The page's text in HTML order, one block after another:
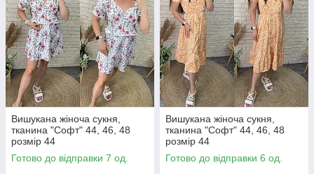
Вишукана жіноча сукня,
тканина "Софт" 44, 46, 48
розмір 44
Готово до відправки 7 од.
Вишукана жіноча сукня,
тканина "Софт" 44, 46, 48
розмір 44
Готово до відправки 6 од.